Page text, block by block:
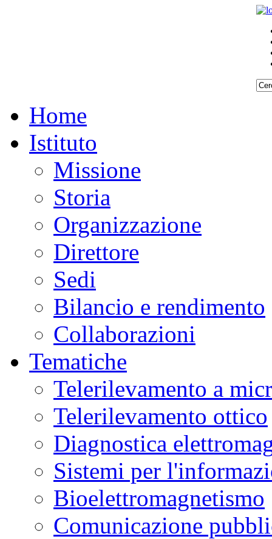
Home
Istituto
Missione
Storia
Organizzazione
Direttore
Sedi
Bilancio e rendimento
Collaborazioni
Tematiche
Telerilevamento a
Telerilevamento ottico
Diagnostica
Sistemi per
Bioelettromagnetismo
Comunicazione